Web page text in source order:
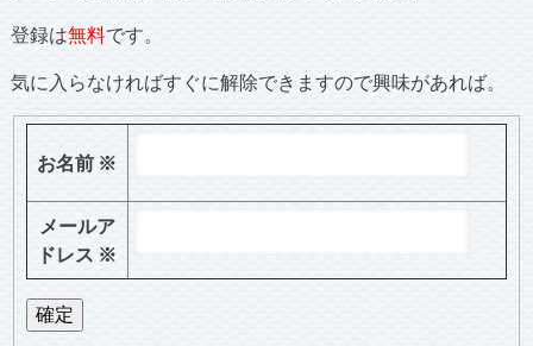
登録は無料です。
気に入らなければすぐに解除できますので興味があれば。
お名前 ※
メールア
ドレス ※